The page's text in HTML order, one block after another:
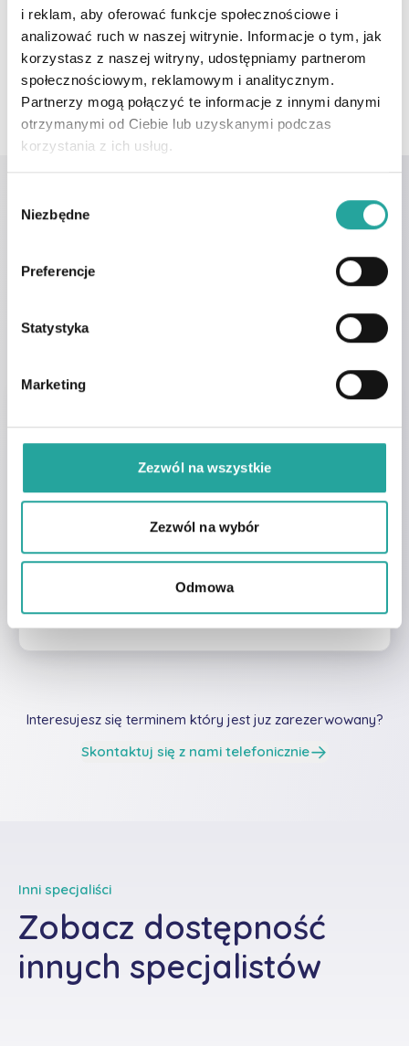
i reklam, aby oferować funkcje społecznościowe i
analizować ruch w naszej witrynie. Informacje o tym, jak
korzystasz z naszej witryny, udostępniamy partnerom
społecznościowym, reklamowym i analitycznym.
Partnerzy mogą połączyć te informacje z innymi danymi
otrzymanymi od Ciebie lub uzyskanymi podczas
korzystania z ich usług.
Niezbędne
Preferencje
Statystyka
Marketing
Zezwól na wszystkie
Zezwól na wybór
Odmowa
Języki
Polski
Umów wizytę z
Monika
W celu umówienia wizyty z tym lekarzem
zapraszamy do kontaktu telefonicznego pod
numerem 22 24 12 444 lub mailowego na adres
kontakt@cpp.pl
Interesujesz się terminem który jest juz zarezerwowany?
Skontaktuj się z nami telefonicznie
Inni specjaliści
Zobacz dostępność
innych specjalistów